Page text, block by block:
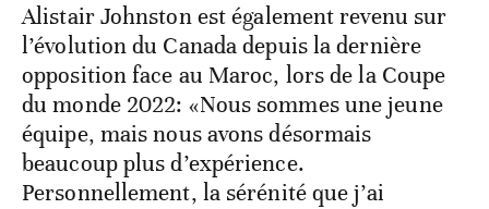
Alistair Johnston est également revenu sur
l’évolution du Canada depuis la dernière
opposition face au Maroc, lors de la Coupe
du monde 2022: «Nous sommes une jeune
équipe, mais nous avons désormais
beaucoup plus d’expérience.
Personnellement, la sérénité que j’ai